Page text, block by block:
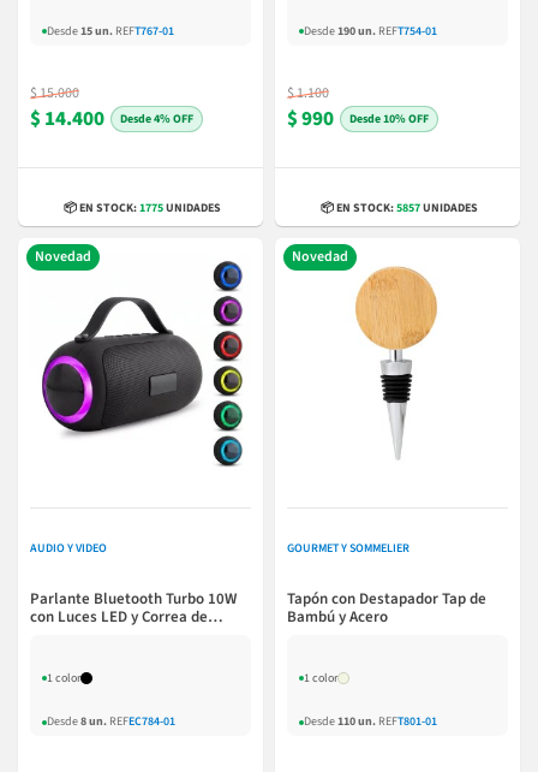
Desde15 un. REFT767-01
$ 15.000
$ 14.400 4% OFF
📦 EN STOCK:1775UNIDADES
Desde190 un. REFT754-01
$ 1.100
$ 990 10% OFF
📦 EN STOCK:5857UNIDADES
Novedad
AUDIO Y VIDEO
Parlante Bluetooth Turbo 10W
con Luces LED y Correa de
1 color
Desde8 un. REFEC784-01
Novedad
GOURMET Y SOMMELIER
Tapón con Destapador Tap de
Bambú y Acero
1 color
Desde110 un. REFT801-01